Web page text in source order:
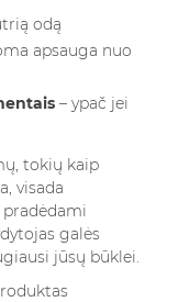
odą
apsauga nuo
– ypač jei
tokių kaip
visada
galės
jūsų būklei.